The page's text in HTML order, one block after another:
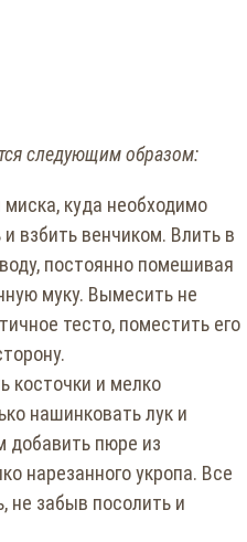
следующим образом:
куда необходимо
взбить венчиком. Влить в
постоянно помешивая
муку. Вымесить не
тесто, поместить его
косточки и мелко
нашинковать лук и
добавить пюре из
нарезанного укропа. Все
не забыв посолить и